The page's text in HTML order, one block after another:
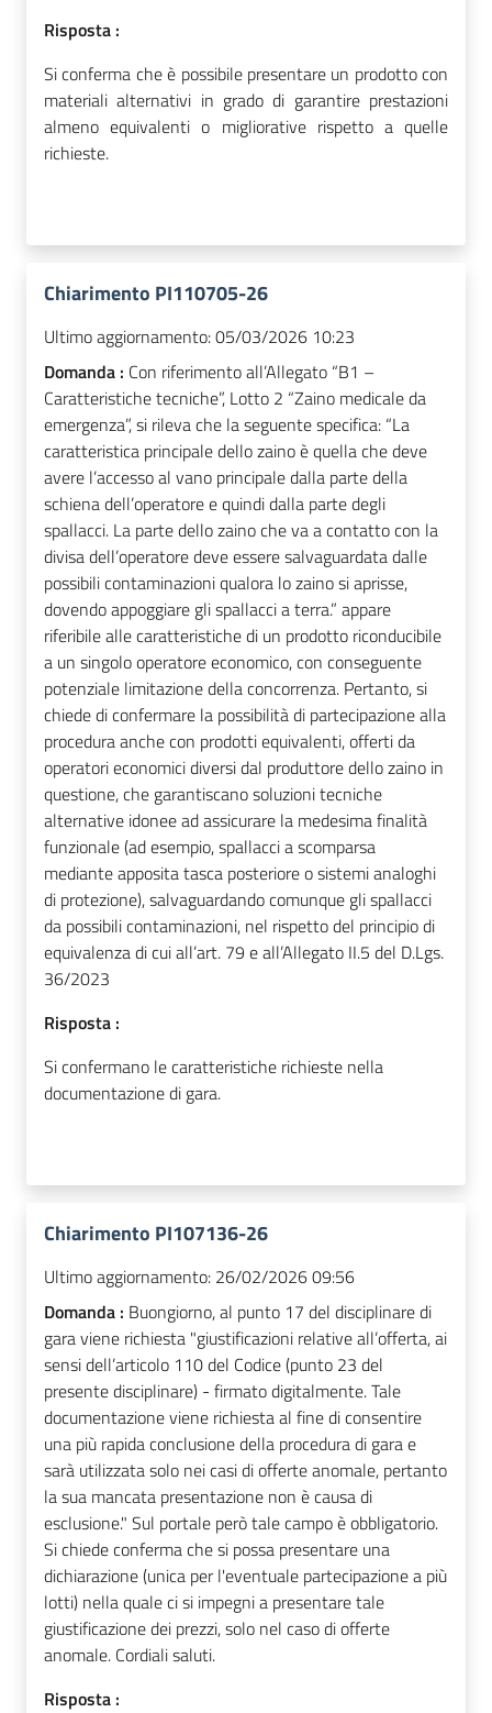
Risposta :
Si conferma che è possibile presentare un prodotto con
materiali alternativi in grado di garantire prestazioni
almeno equivalenti o migliorative rispetto a quelle
richieste.
Chiarimento PI110705-26
Ultimo aggiornamento:05/03/2026 10:23
Domanda : Con riferimento all’Allegato “B1 –
Caratteristiche tecniche”, Lotto 2 “Zaino medicale da
emergenza”, si rileva che la seguente specifica: “La
caratteristica principale dello zaino è quella che deve
avere l’accesso al vano principale dalla parte della
schiena dell’operatore e quindi dalla parte degli
spallacci. La parte dello zaino che va a contatto con la
divisa dell’operatore deve essere salvaguardata dalle
possibili contaminazioni qualora lo zaino si aprisse,
dovendo appoggiare gli spallacci a terra.” appare
riferibile alle caratteristiche di un prodotto riconducibile
a un singolo operatore economico, con conseguente
potenziale limitazione della concorrenza. Pertanto, si
chiede di confermare la possibilità di partecipazione alla
procedura anche con prodotti equivalenti, offerti da
operatori economici diversi dal produttore dello zaino in
questione, che garantiscano soluzioni tecniche
alternative idonee ad assicurare la medesima finalità
funzionale (ad esempio, spallacci a scomparsa
mediante apposita tasca posteriore o sistemi analoghi
di protezione), salvaguardando comunque gli spallacci
da possibili contaminazioni, nel rispetto del principio di
equivalenza di cui all’art. 79 e all’Allegato II.5 del D.Lgs.
36/2023
Risposta :
Si confermano le caratteristiche richieste nella
documentazione di gara.
Chiarimento PI107136-26
Ultimo aggiornamento: 26/02/2026 09:56
Domanda : Buongiorno, al punto 17 del disciplinare di
gara viene richiesta "giustificazioni relative all’offerta, ai
sensi dell’articolo 110 del Codice (punto 23 del
presente disciplinare) - firmato digitalmente. Tale
documentazione viene richiesta al fine di consentire
una più rapida conclusione della procedura di gara e
sarà utilizzata solo nei casi di offerte anomale, pertanto
la sua mancata presentazione non è causa di
esclusione." Sul portale però tale campo è obbligatorio.
Si chiede conferma che si possa presentare una
dichiarazione (unica per l'eventuale partecipazione a più
lotti) nella quale ci si impegni a presentare tale
giustificazione dei prezzi, solo nel caso di offerte
anomale. Cordiali saluti.
Risposta :